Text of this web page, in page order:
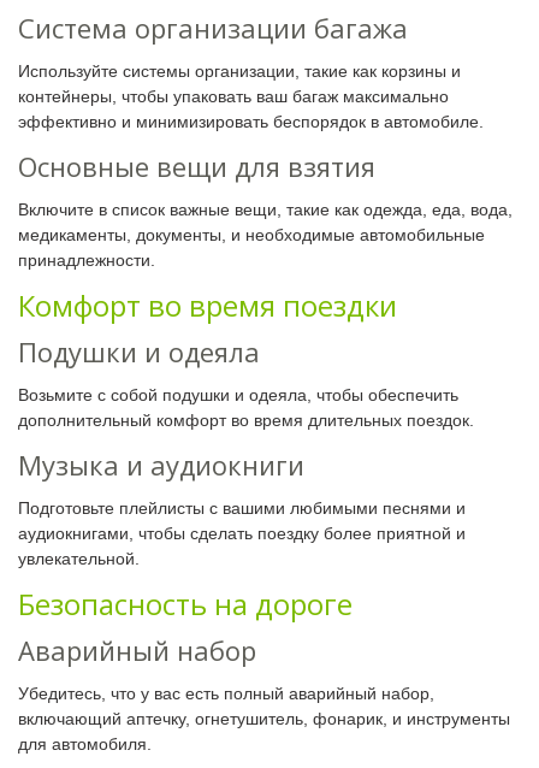
Система организации багажа
Используйте системы организации, такие как корзины и
контейнеры, чтобы упаковать ваш багаж максимально
эффективно и минимизировать беспорядок в автомобиле.
Основные вещи для взятия
Включите в список важные вещи, такие как одежда, еда, вода,
медикаменты, документы, и необходимые автомобильные
принадлежности.
Комфорт во время поездки
Подушки и одеяла
Возьмите с собой подушки и одеяла, чтобы обеспечить
дополнительный комфорт во время длительных поездок.
Музыка и аудиокниги
Подготовьте плейлисты с вашими любимыми песнями и
аудиокнигами, чтобы сделать поездку более приятной и
увлекательной.
Безопасность на дороге
Аварийный набор
Убедитесь, что у вас есть полный аварийный набор,
включающий аптечку, огнетушитель, фонарик, и инструменты
для автомобиля.